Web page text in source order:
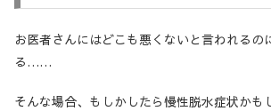
お医者さんにはどこも悪くないと言われるの
る……
そんな場合、もしかしたら慢性脱水症状かも